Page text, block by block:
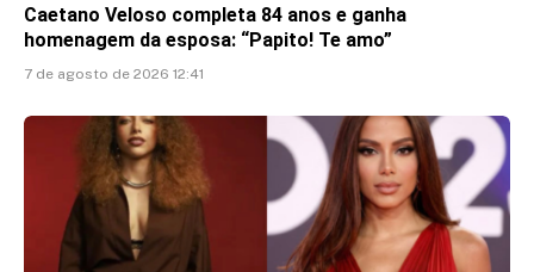
Caetano Veloso completa 84 anos e ganha
homenagem da esposa: “Papito! Te amo”
7 de agosto de 2026 12:41